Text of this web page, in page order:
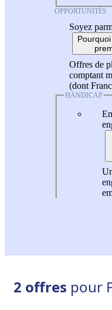
OPPORTUNITÉS
Soyez
Offres de
comptant
(dont
HANDICAP
2 offres pour